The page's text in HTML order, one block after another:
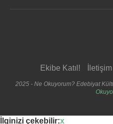
Ekibe Katıl! İletişim
2025 - Ne Okuyorum? Edebiyat
İlginizi çekebilir:x